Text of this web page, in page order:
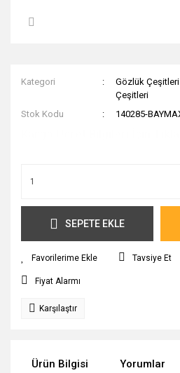
Kategori Gözlük Çeşitleri
Çeşitleri
Stok Kodu
140285-
SEPETE EKLE
Tavsiye Et
Fiyat Alarmı
Karşılaştır
Ürün Bilgisi Yorumlar